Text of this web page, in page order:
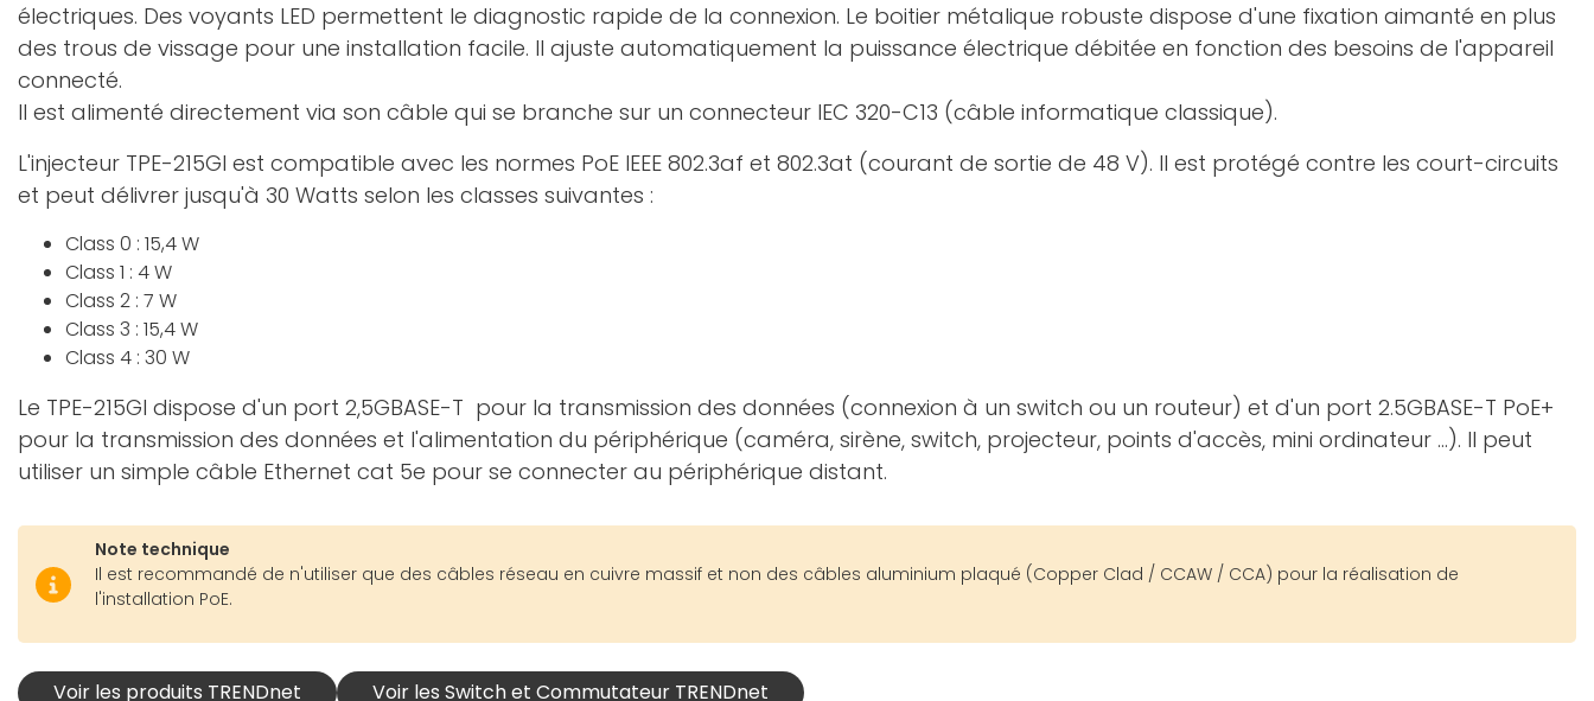
électriques. Des voyants LED permettent le diagnostic rapide de la connexion. Le boitier métalique robuste dispose d'une fixation aimanté en plus
des trous de vissage pour une installation facile. Il ajuste automatiquement la puissance électrique débitée en fonction des besoins de l'appareil
connecté.
Il est alimenté directement via son câble qui se branche sur un connecteur IEC 320-C13 (câble informatique classique).
L'injecteur TPE-215GI est compatible avec les normes PoE IEEE 802.3af et 802.3at (courant de sortie de 48 V). Il est protégé contre les court-circuits
et peut délivrer jusqu'à 30 Watts selon les classes suivantes :
Class 0 : 15,4 W
Class 1 : 4 W
Class 2 : 7 W
Class 3 : 15,4 W
Class 4 : 30 W
Le TPE-215GI dispose d'un port 2,5GBASE-T pour la transmission des données (connexion à un switch ou un routeur) et d'un port 2.5GBASE-T PoE+
pour la transmission des données et l'alimentation du périphérique (caméra, sirène, switch, projecteur, points d'accès, mini ordinateur ...). Il peut
utiliser un simple câble Ethernet cat 5e pour se connecter au périphérique distant.
Note technique
Il est recommandé de n'utiliser que des câbles réseau en cuivre massif et non des câbles aluminium plaqué (Copper Clad / CCAW / CCA) pour la réalisation de
l'installation PoE.
Voir les produits TRENDnet Voir les Switch et Commutateur TRENDnet